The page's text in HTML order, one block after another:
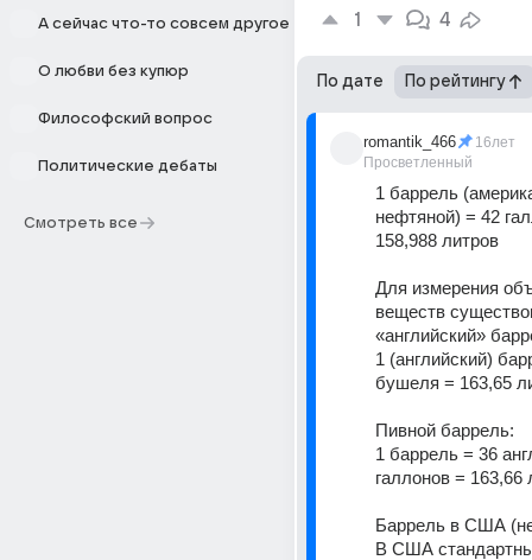
А сейчас что-то совсем другое
О любви без купюр
Философский вопрос
Политические дебаты
Смотреть все
1 4
По дате По рейтингу
romantik_466
Просветленный
16лет
1 баррель
нефтяной) = 42
158,988 литров
Для измерения
веществ
«английский»
1 (английский)
бушеля = 163,65
Пивной баррель:
1 баррель = 36
галлонов = 163,66
Баррель в США
В США